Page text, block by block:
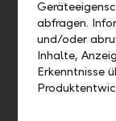
Wichtige
Mittwoch,
Freitag,
abfragen.
und/oder
Inhalte,
Erkenntnisse